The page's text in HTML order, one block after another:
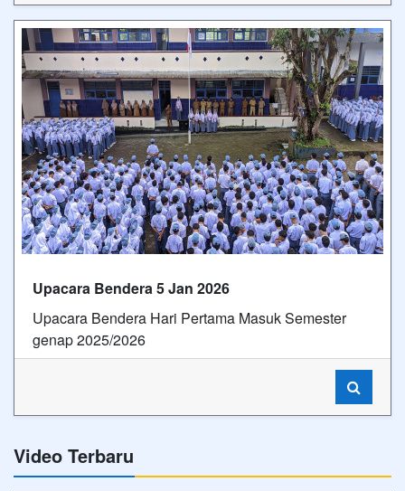
Upacara Bendera 5 Jan 2026
Upacara Bendera Hari Pertama Masuk Semester
genap 2025/2026
Video Terbaru